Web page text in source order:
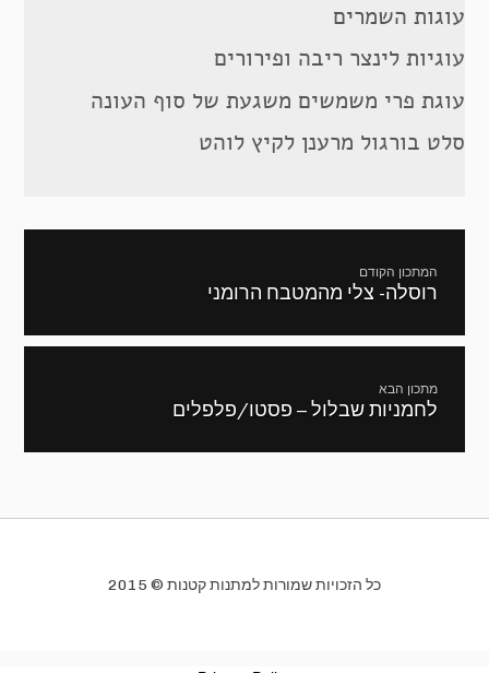
עוגות השמרים
עוגיות לינצר ריבה ופירורים
עוגת פרי משמשים משגעת של סוף העונה
סלט בורגול מרענן לקיץ לוהט
המתכון הקודם
מתכון
רוסלה- צלי מהמטבח הרומני
מתכון הבא
המתכון
לחמניות שבלול – פסטו/פלפלים
כל הזכויות שמורות למתנות קטנות © 2015